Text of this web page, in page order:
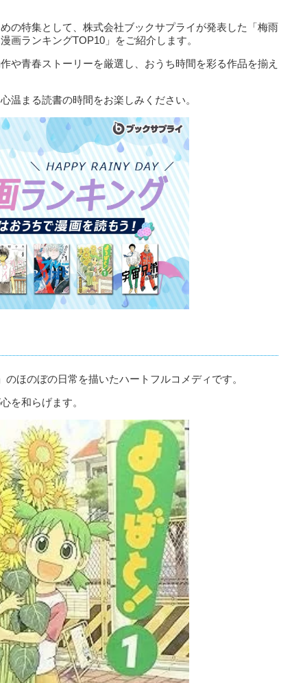
の特集として、株式会社ブックサプライが発表した「梅雨
画ランキングTOP10」をご紹介します。
や青春ストーリーを厳選し、おうち時間を彩る作品を揃え
温まる読書の時間をお楽しみください。
ほのぼの日常を描いたハートフルコメディです。
を和らげます。